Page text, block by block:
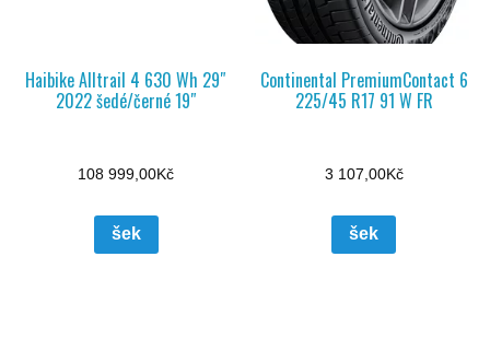
Haibike Alltrail 4 630 Wh 29″
2022 šedé/černé 19″
108 999,00Kč
šek
Continental PremiumContact 6
225/45 R17 91 W FR
3 107,00Kč
šek